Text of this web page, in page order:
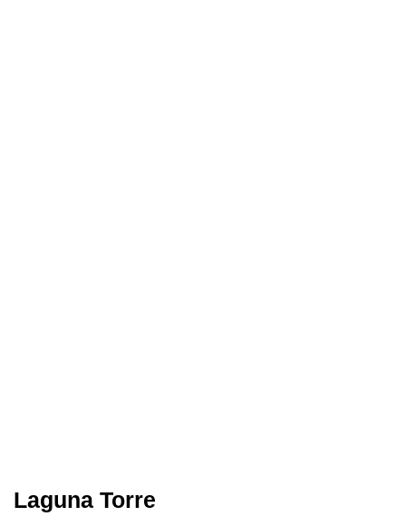
Laguna Torre